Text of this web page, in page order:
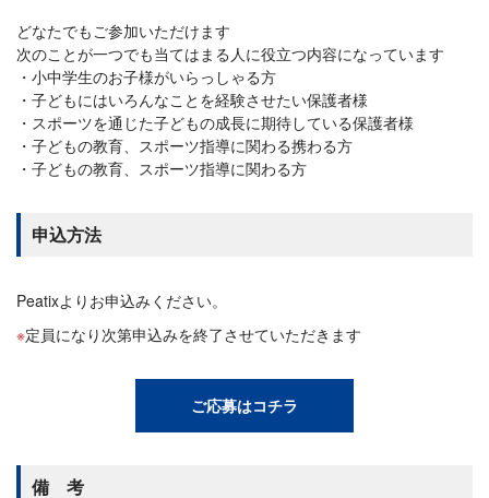
どなたでもご参加いただけます
次のことが一つでも当てはまる人に役立つ内容になっています
小中学生のお子様がいらっしゃる方
子どもにはいろんなことを経験させたい保護者様
スポーツを通じた子どもの成長に期待している保護者様
子どもの教育、スポーツ指導に関わる携わる方
子どもの教育、スポーツ指導に関わる方
申込方法
Peatixよりお申込みください。
定員になり次第申込みを終了させていただきます
ご応募はコチラ
備 考